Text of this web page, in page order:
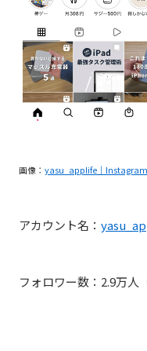
画像： yasu_applife｜Instagram
アカウント名：
フォロワー数：2.9万人